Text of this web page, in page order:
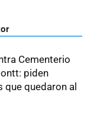
Cementerio
piden
que quedaron al